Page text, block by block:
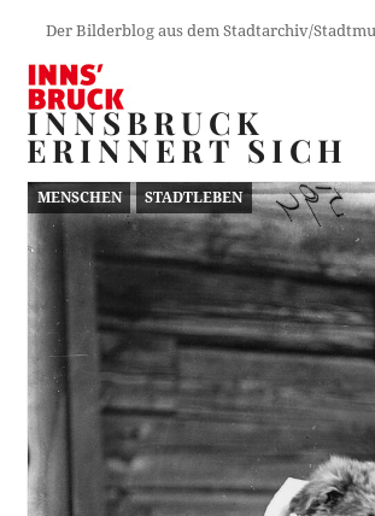
Der Bilderblog aus dem Stadtarchiv/
INNSBRUCK
ERINNERT SICH
MENSCHEN STADTLEBEN